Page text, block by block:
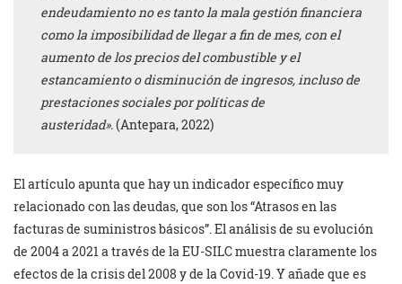
endeudamiento no es tanto la mala gestión financiera
como la imposibilidad de llegar a fin de mes, con el
aumento de los precios del combustible y el
estancamiento o disminución de ingresos, incluso de
prestaciones sociales por políticas de
austeridad».(Antepara, 2022)
El artículo apunta que hay un indicador específico muy
relacionado con las deudas, que son los “Atrasos en las
facturas de suministros básicos”. El análisis de su evolución
de 2004 a 2021 a través de la EU-SILC muestra claramente los
efectos de la crisis del 2008 y de la Covid-19. Y añade que es